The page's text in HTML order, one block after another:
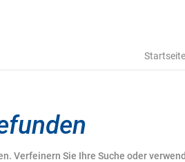
Startseite
Verfeinern Sie Ihre Suche oder